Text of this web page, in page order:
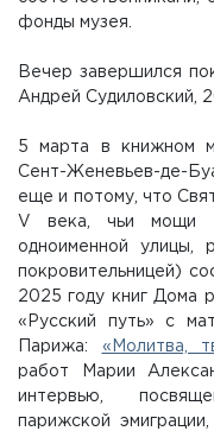
фонды музея.
Вечер завершился
Андрей Судиловский,
5 марта в книжном
Сент-Женевьев-де-
еще и потому, что
V века, чьи мощи
одноименной улицы,
покровительницей)
2025 году книг Дома
«Русский путь» с
Парижа: «Молитва,
работ Марии
интервью,
парижской